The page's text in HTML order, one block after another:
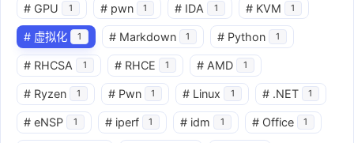
# GPU 1 # pwn 1 # IDA 1 # KVM 1
# 虚拟化 1 # Markdown 1 # Python 1
# RHCSA 1 # RHCE 1 # AMD 1
# Ryzen 1 # Pwn 1 # Linux 1 # .NET 1
# eNSP 1 # iperf 1 # idm 1 # Office 1